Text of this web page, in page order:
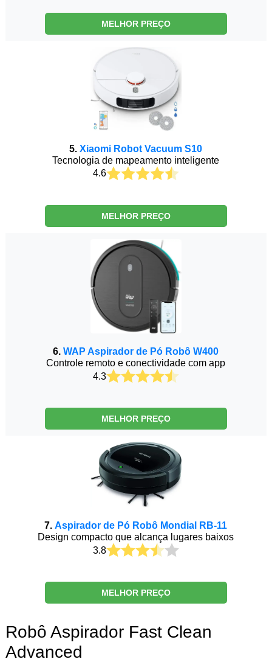
MELHOR PREÇO
5.Xiaomi Robot Vacuum S10
Tecnologia de mapeamento inteligente
4.6
MELHOR PREÇO
6.WAP Aspirador de Pó Robô W400
Controle remoto e conectividade com app
4.3
MELHOR PREÇO
7.Aspirador de Pó Robô Mondial RB-11
Design compacto que alcança lugares baixos
3.8
MELHOR PREÇO
Robô Aspirador Fast Clean
Advanced